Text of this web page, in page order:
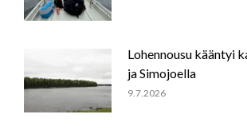
Lohennousu kääntyi
ja Simojoella
9.7.2026